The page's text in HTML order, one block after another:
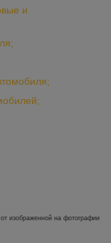
и
изображенной на фотографии